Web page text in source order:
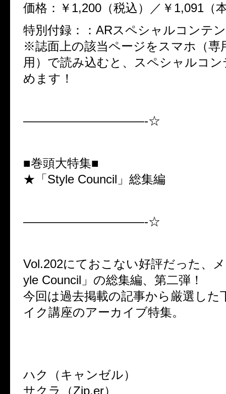
価格：￥1,200（税込）／￥1,091（
特別付録：：ARスペシャルコンテ
※誌面上の該当ページをスマホ（専
用）で読み込むと、スペシャルコ
めます！
——————————-☆
■巻頭大特集■
★「Style Council」総集編
——————————-☆
Vol.202にておこない好評だった、
yle Council」の総集編、第二弾！
今回は過去掲載の記事から厳選した
イク講座のアーカイブ特集。
ハク（キャンゼル）
サクラ（Zip.er）